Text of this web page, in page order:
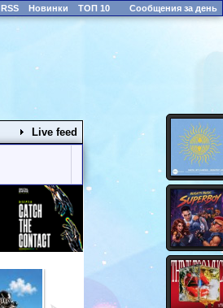
RSS Новинки ТОП 10 Сообщения за день
Live feed